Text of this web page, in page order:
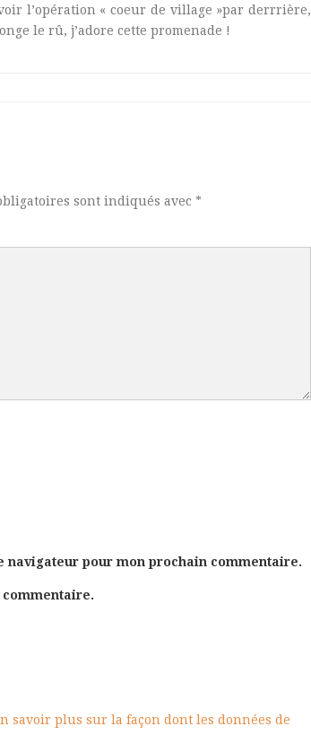
l’opération « coeur de village »par derrrière,
le rû, j’adore cette promenade !
sont indiqués avec *
navigateur pour mon prochain commentaire.
savoir plus sur la façon dont les données de